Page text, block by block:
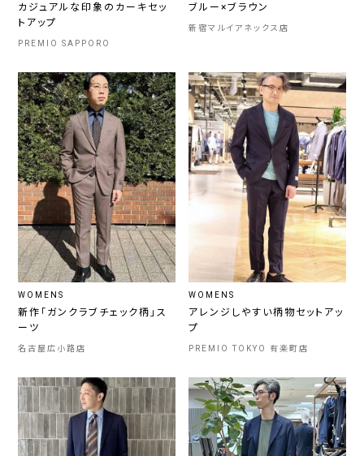
カジュアルな印象のカーキセッ
トアップ
PREMIO SAPPORO
ブルー×ブラウン
新宿マルイアネックス店
WOMENS
新作「ガンクラブチェック柄」ス
ーツ
名古屋広小路店
WOMENS
アレンジしやすい柄物セットアッ
プ
PREMIO TOKYO 有楽町店